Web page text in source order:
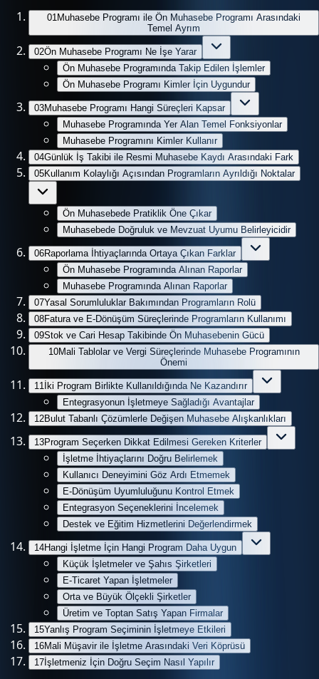
01 Muhasebe Programı ile Ön Muhasebe Programı Arasındaki
Temel Ayrım
02Ön Muhasebe Programı Ne İşe Yarar
Ön Muhasebe Programında Takip Edilen İşlemler
Ön Muhasebe Programı Kimler İçin Uygundur
03Muhasebe Programı Hangi Süreçleri Kapsar
Muhasebe Programında Yer Alan Temel Fonksiyonlar
Muhasebe Programını Kimler Kullanır
04Günlük İş Takibi ile Resmi Muhasebe Kaydı Arasındaki Fark
05Kullanım Kolaylığı Açısından Programların Ayrıldığı Noktalar
Ön Muhasebede Pratiklik Öne Çıkar
Muhasebede Doğruluk ve Mevzuat Uyumu Belirleyicidir
06Raporlama İhtiyaçlarında Ortaya Çıkan Farklar
Ön Muhasebe Programında Alınan Raporlar
Muhasebe Programında Alınan Raporlar
07Yasal Sorumluluklar Bakımından Programların Rolü
08Fatura ve E-Dönüşüm Süreçlerinde Programların Kullanımı
09Stok ve Cari Hesap Takibinde Ön Muhasebenin Gücü
10Mali Tablolar ve Vergi Süreçlerinde Muhasebe Programının
Önemi
11 İki Program Birlikte Kullanıldığında Ne Kazandırır
Entegrasyonun İşletmeye Sağladığı Avantajlar
12Bulut Tabanlı Çözümlerle Değişen Muhasebe Alışkanlıkları
13Program Seçerken Dikkat Edilmesi Gereken Kriterler
İşletme İhtiyaçlarını Doğru Belirlemek
Kullanıcı Deneyimini Göz Ardı Etmemek
E-Dönüşüm Uyumluluğunu Kontrol Etmek
Entegrasyon Seçeneklerini İncelemek
Destek ve Eğitim Hizmetlerini Değerlendirmek
14Hangi İşletme İçin Hangi Program Daha Uygun
Küçük İşletmeler ve Şahıs Şirketleri
E-Ticaret Yapan İşletmeler
Orta ve Büyük Ölçekli Şirketler
Üretim ve Toptan Satış Yapan Firmalar
15Yanlış Program Seçiminin İşletmeye Etkileri
16Mali Müşavir ile İşletme Arasındaki Veri Köprüsü
17 İşletmeniz İçin Doğru Seçim Nasıl Yapılır